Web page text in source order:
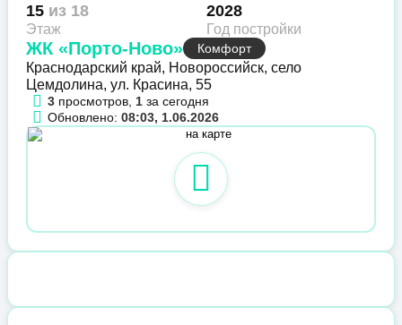
15 из 18
Этаж
2028
Год постройки
ЖК «Порто-Ново» Комфорт
Краснодарский край, Новороссийск, село
Цемдолина, ул. Красина, 55
3 просмотров, 1 за сегодня
Обновлено: 08:03, 1.06.2026